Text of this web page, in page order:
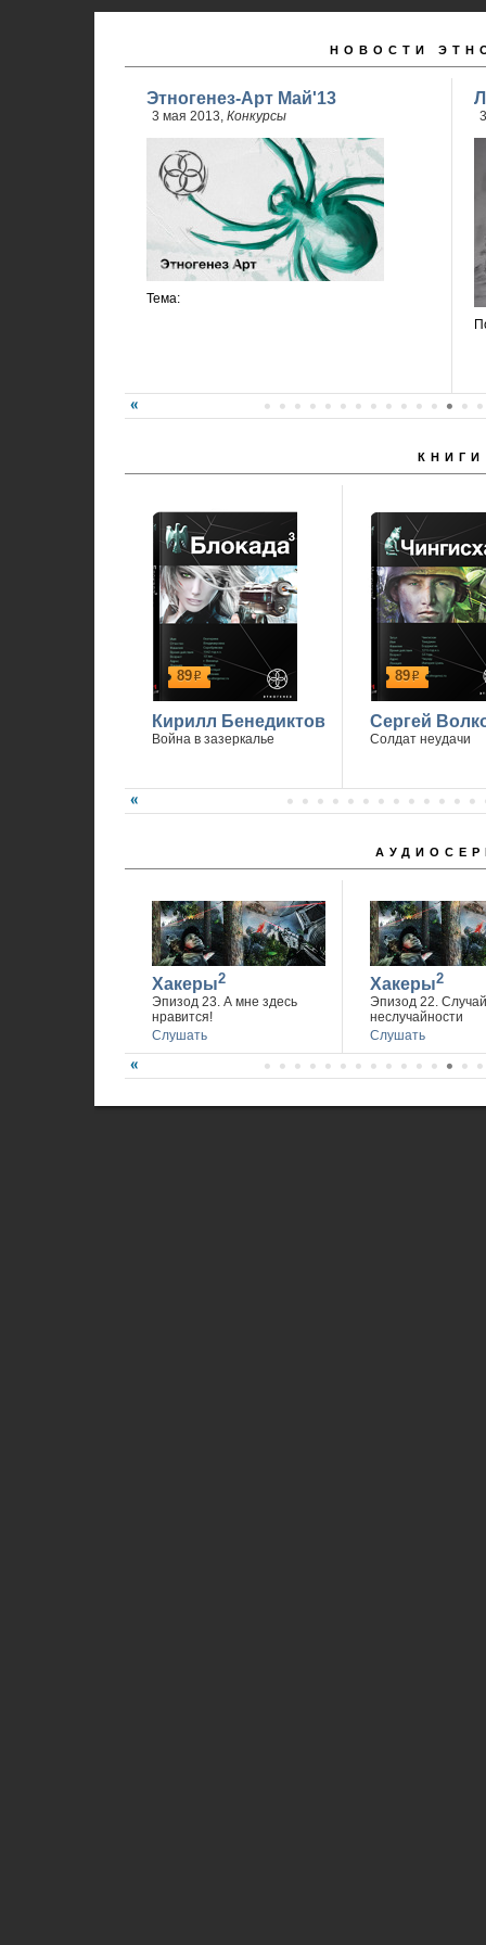
НОВОСТИ
Этногенез-Арт Май'13
3 мая 2013, Конкурсы
Тема:
КНИГИ
89р
Кирилл Бенедиктов
Война в зазеркалье
89р
Сергей
Солдат неудачи
Хакеры2
Эпизод 23. А мне здесь
нравится!
Слушать
Хакеры2
Эпизод 22.
неслучайности
Слушать